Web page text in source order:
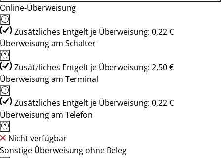
Online-Überweisung
Zusätzliches Entgelt je Überweisung: 0,22 €
Überweisung am Schalter
Zusätzliches Entgelt je Überweisung: 2,50 €
Überweisung am Terminal
Zusätzliches Entgelt je Überweisung: 0,22 €
Überweisung am Telefon
Nicht verfügbar
Sonstige Überweisung ohne Beleg